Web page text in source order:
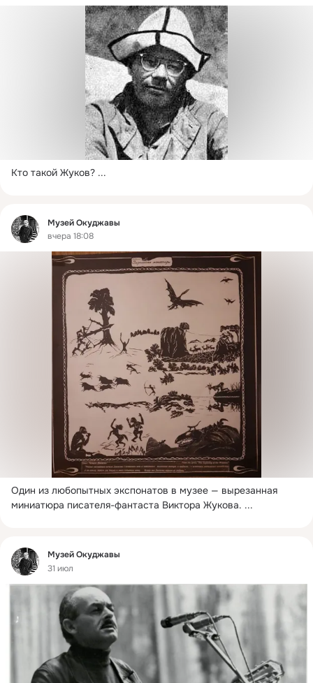
Кто такой Жуков? ...
Фид
Музей Окуджавы
вчера 18:08
Один из любопытных экспонатов в музее — вырезанная
миниатюра писателя-фантаста Виктора Жукова. ...
Фид
Музей Окуджавы
31 июл